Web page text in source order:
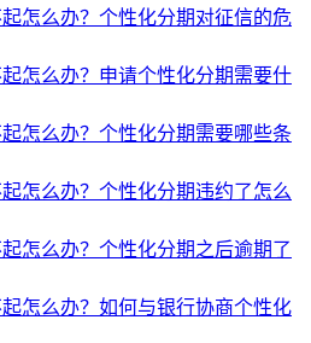
怎么办？个性化分期对征信的危
怎么办？申请个性化分期需要什
怎么办？个性化分期需要哪些条
怎么办？个性化分期违约了怎么
怎么办？个性化分期之后逾期了
怎么办？如何与银行协商个性化